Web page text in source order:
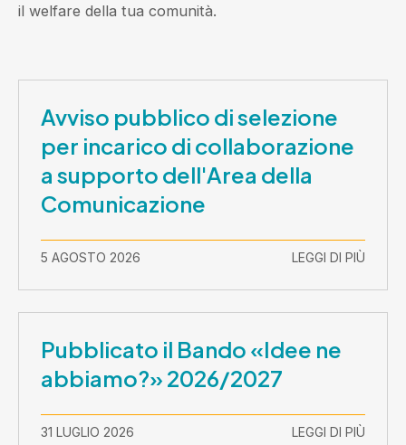
il welfare della tua comunità.
Avviso pubblico di selezione
per incarico di collaborazione
a supporto dell'Area della
Comunicazione
5 AGOSTO 2026 LEGGI DI PIÙ
Pubblicato il Bando «Idee ne
abbiamo?» 2026/2027
31 LUGLIO 2026 LEGGI DI PIÙ